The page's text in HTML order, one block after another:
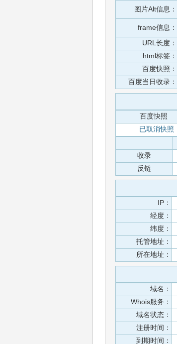
图片Alt信息：
frame信息：
URL长度：
html标签：
百度快照：
百度当日收录：
百度快照
已取消快照
收录
反链
IP：
经度：
纬度：
托管地址：
所在地址：
域名：
Whois服务：
域名状态：
注册时间：
到期时间：